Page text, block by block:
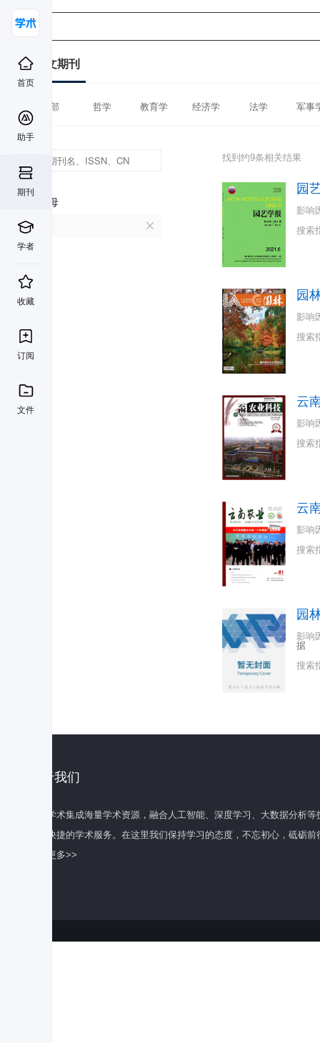
首页
助手
期刊
学者
收藏
订阅
文件
中文期刊
全部 哲学 教育学 经济学 法学 军事
首字母
Y
找到约9条相关结果
园
影响
搜索
园
影响
搜索
云
影响
搜索
云
影响
搜索
园
影响
据
搜索
关于我们
百度学术集成海量学术资源，融合人工智能、深度学习、大数据分析
全面快捷的学术服务。在这里我们保持学习的态度，不忘初心，砥砺前
了解更多>>